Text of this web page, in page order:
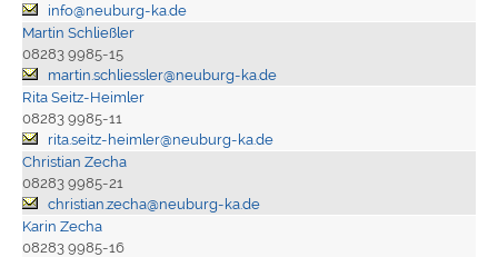
info@neuburg-ka.de
Martin Schließler
08283 9985-15
martin.schliessler@neuburg-ka.de
Rita Seitz-Heimler
08283 9985-11
rita.seitz-heimler@neuburg-ka.de
Christian Zecha
08283 9985-21
christian.zecha@neuburg-ka.de
Karin Zecha
08283 9985-16